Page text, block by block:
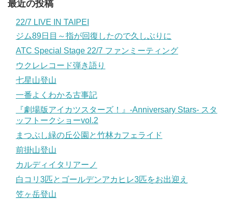
最近の投稿
22/7 LIVE IN TAIPEI
ジム89日目～指が回復したので久しぶりに
ATC Special Stage 22/7 ファンミーティング
ウクレレコード弾き語り
七星山登山
一番よくわかる古事記
『劇場版アイカツスターズ！』-Anniversary Stars- スタ
ッフトークショーvol.2
まつぶし緑の丘公園と竹林カフェライド
前掛山登山
カルディイタリアーノ
白コリ3匹とゴールデンアカヒレ3匹をお出迎え
笠ヶ岳登山